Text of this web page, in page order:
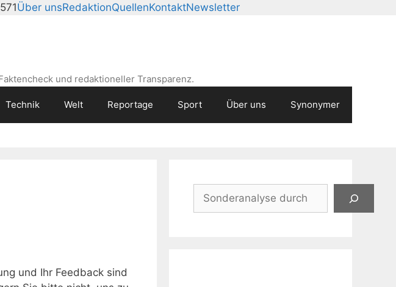
Über unsRedaktionQuellenKontaktNewsletter
und redaktioneller Transparenz.
Technik Welt Reportage Sport Über uns Synonymer
und Ihr Feedback sind
Suchen